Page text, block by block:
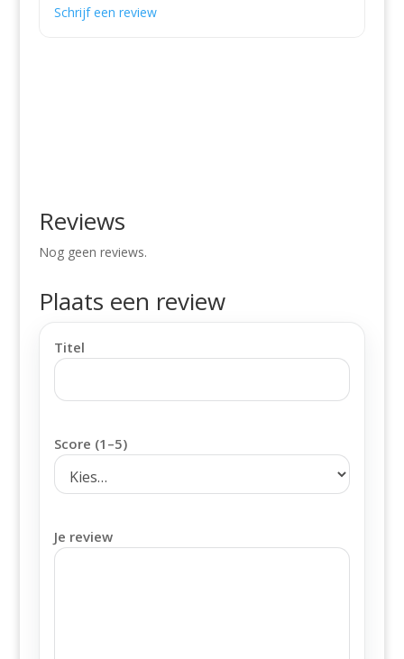
Schrijf een review
Reviews
Nog geen reviews.
Plaats een review
Titel
Score (1–5)
Je review